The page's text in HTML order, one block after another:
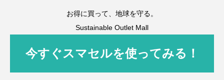
お得に買って、地球を守る。
Sustainable Outlet Mall
今すぐスマセルを使ってみる！